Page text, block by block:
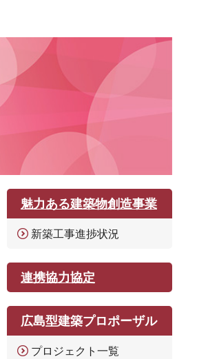
魅力ある建築物創造事業
新築工事進捗状況
連携協力協定
広島型建築プロポーザル
プロジェクト一覧